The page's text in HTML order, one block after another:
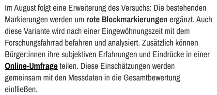
Im August folgt eine Erweiterung des Versuchs: Die bestehenden
Markierungen werden um rote Blockmarkierungen ergänzt. Auch
diese Variante wird nach einer Eingewöhnungszeit mit dem
Forschungsfahrrad befahren und analysiert. Zusätzlich können
Bürger:innen ihre subjektiven Erfahrungen und Eindrücke in einer
Online-Umfrageteilen. Diese Einschätzungen werden
gemeinsam mit den Messdaten in die Gesamtbewertung
einfließen.